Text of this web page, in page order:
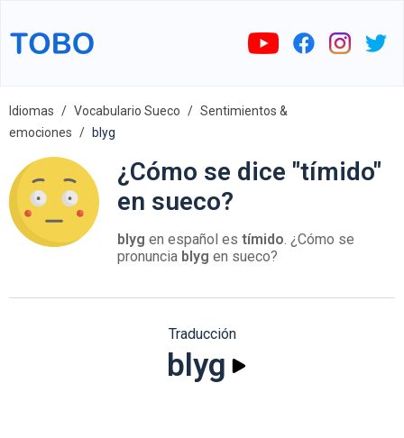
Idiomas Vocabulario Sueco
Sentimientos &
emociones
blyg
¿Cómo se dice "tímido"
en sueco?
blyg en español es tímido. ¿Cómo se
pronuncia blyg en sueco?
Traducción
blyg